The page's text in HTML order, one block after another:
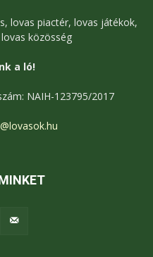
lovas piactér, lovas játékok,
közösség
a ló!
NAIH-123795/2017